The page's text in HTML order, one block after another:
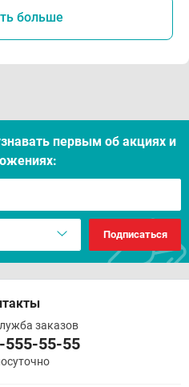
больше
первым об акцияx и
Подписаться
заказов
555-55-55